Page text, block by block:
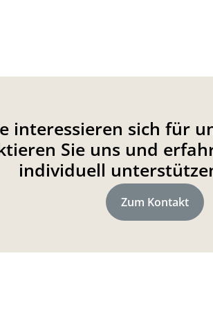
interessieren sich für
Sie uns und
individuell
Zum Kontakt